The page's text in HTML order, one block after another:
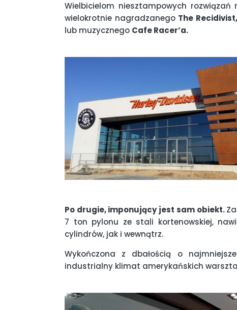
Wielbicielom niesztampowych
wielokrotnie nagradzanego The Recidivist,
lub muzycznego Cafe Racer’a.
Po drugie, imponujący jest sam obiekt.
7 ton pylonu ze stali kortenowskiej,
cylindrów, jak i wewnątrz.
Wykończona z dbałością o
industrialny klimat amerykańskich